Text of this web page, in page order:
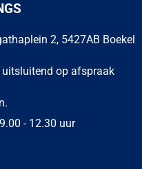
2, 5427AB Boekel
uitsluitend op afspraak
- 12.30 uur